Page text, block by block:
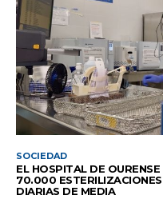
SOCIEDAD
EL HOSPITAL DE
70.000
DIARIAS DE MEDIA